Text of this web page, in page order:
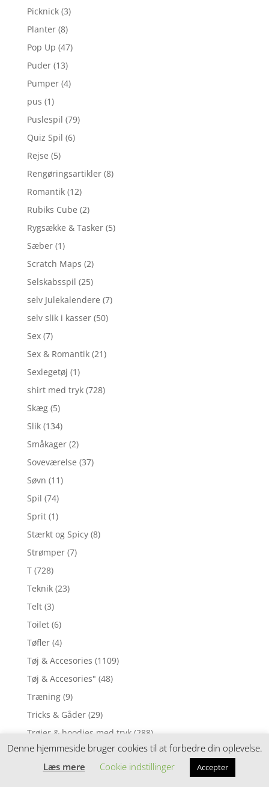
Picknick (3)
Planter (8)
Pop Up (47)
Puder (13)
Pumper (4)
pus (1)
Puslespil (79)
Quiz Spil (6)
Rejse (5)
Rengøringsartikler (8)
Romantik (12)
Rubiks Cube (2)
Rygsække & Tasker (5)
Sæber (1)
Scratch Maps (2)
Selskabsspil (25)
selv Julekalendere (7)
selv slik i kasser (50)
Sex (7)
Sex & Romantik (21)
Sexlegetøj (1)
shirt med tryk (728)
Skæg (5)
Slik (134)
Småkager (2)
Soveværelse (37)
Søvn (11)
Spil (74)
Sprit (1)
Stærkt og Spicy (8)
Strømper (7)
T (728)
Teknik (23)
Telt (3)
Toilet (6)
Tøfler (4)
Tøj & Accesories (1109)
Tøj & Accesories" (48)
Træning (9)
Tricks & Gåder (29)
Trøjer & hoodies med tryk (288)
Udendørs Legetøj (21)
up Julekalendere
(4)
Denne hjemmeside bruger cookies til at forbedre din oplevelse.
Læs mere
Cookie indstillinger Accepter